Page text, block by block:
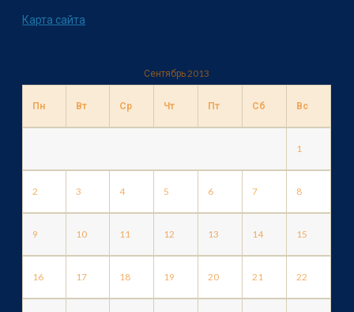
Карта сайта
Сентябрь 2013
Пн Вт Ср Чт Пт Сб Вс
1
2 3 4 5 6 7 8
9 10 11 12 13 14 15
16 17 18 19 20 21 22